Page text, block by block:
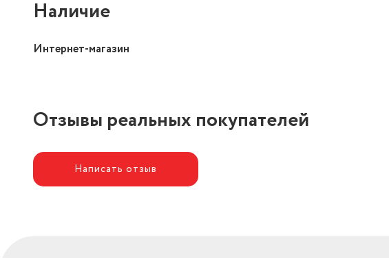
Наличие
Интернет-магазин
Отзывы реальных покупателей
Написать отзыв